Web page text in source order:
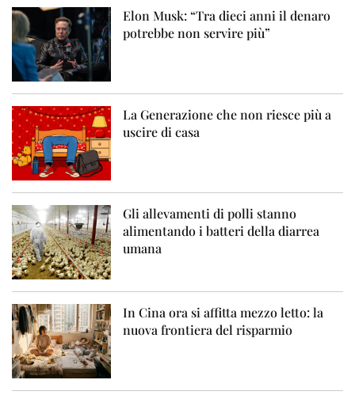
Elon Musk: “Tra dieci anni il denaro
potrebbe non servire più”
La Generazione che non riesce più a
uscire di casa
Gli allevamenti di polli stanno
alimentando i batteri della diarrea
umana
In Cina ora si affitta mezzo letto: la
nuova frontiera del risparmio